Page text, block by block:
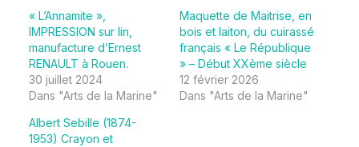
« L’Annamite »,
IMPRESSION sur lin,
manufacture d’Ernest
RENAULT à Rouen.
30 juillet 2024
Dans "Arts de la Marine"
Maquette de Maitrise, en
bois et laiton, du cuirassé
français « Le République
» – Début XXème siècle
12 février 2026
Dans "Arts de la Marine"
Albert Sebille (1874-
1953) Crayon et